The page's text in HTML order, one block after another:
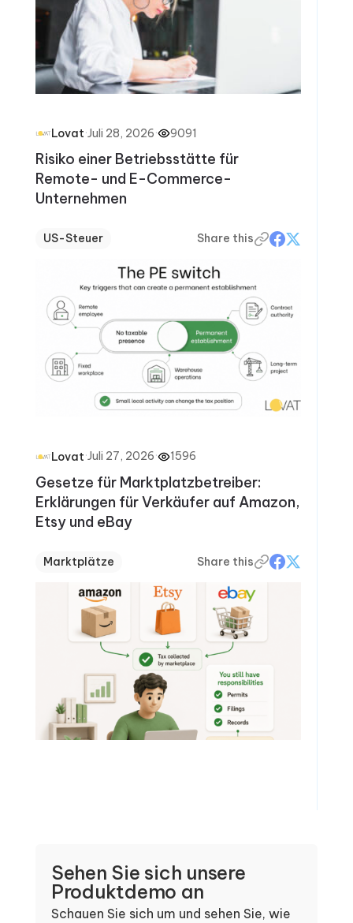
Lovat·Juli 28, 2026· 9091
Risiko einer Betriebsstätte für
Remote- und E-Commerce-
Unternehmen
US-Steuer Share this
Lovat·Juli 27, 2026· 1596
Gesetze für Marktplatzbetreiber:
Erklärungen für Verkäufer auf Amazon,
Etsy und eBay
Marktplätze Share this
Sehen Sie sich unsere
Produktdemo an
Schauen Sie sich um und sehen Sie, wie